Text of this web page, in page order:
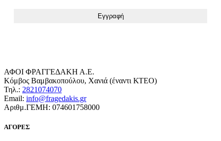
ΑΦΟΙ ΦΡΑΓΓΕΔΑΚΗ Α.Ε.
Κόμβος Βαμβακοπούλου, Χανιά (έναντι ΚΤΕΟ)
Τηλ.: 2821074070
Email: info@fragedakis.gr
Αριθμ.ΓΕΜΗ: 074601758000
ΑΓΟΡΕΣ